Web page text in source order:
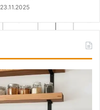
23.11.2025